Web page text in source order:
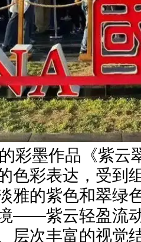
彩墨作品《紫云
色彩表达，受到
雅的紫色和翠绿
——紫云轻盈流
层次丰富的视觉